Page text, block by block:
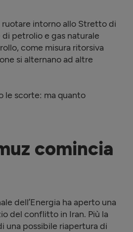
intorno allo Stretto di
petrolio e gas naturale
come misura ritorsiva
si alternano ad altre
le scorte: ma quanto
comincia
dell’Energia ha aperto una
del conflitto in Iran. Più la
una possibile riapertura di